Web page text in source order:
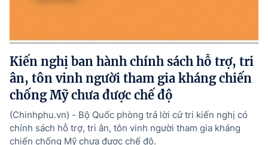
Kiến nghị ban hành chính sách hỗ trợ, tri
ân, tôn vinh người tham gia kháng chiến
chống Mỹ chưa được chế độ
(Chinhphu.vn) - Bộ Quốc phòng trả lời cử tri kiến nghị có
chính sách hỗ trợ, tri ân, tôn vinh người tham gia kháng
chiến chống Mỹ chưa được chế độ.